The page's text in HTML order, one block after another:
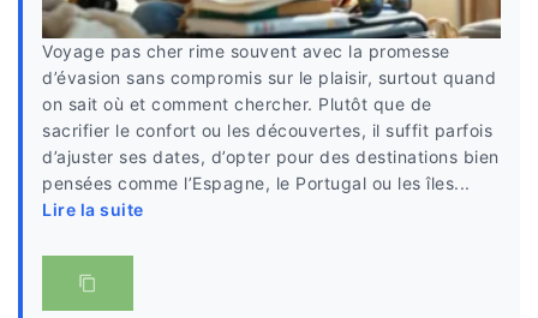
Voyage pas cher rime souvent avec la promesse
d’évasion sans compromis sur le plaisir, surtout quand
on sait où et comment chercher. Plutôt que de
sacrifier le confort ou les découvertes, il suffit parfois
d’ajuster ses dates, d’opter pour des destinations bien
pensées comme l’Espagne, le Portugal ou les îles...
Lire la suite